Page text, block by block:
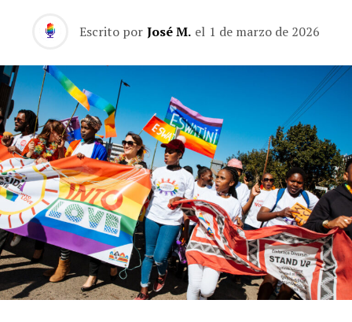
Escrito por José M. el 1 de marzo de 2026